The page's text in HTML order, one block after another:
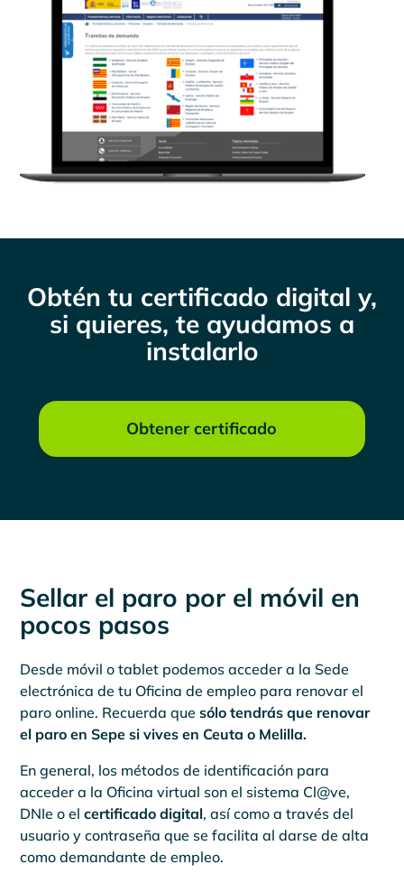
Obtén tu certificado digital y,
si quieres, te ayudamos a
instalarlo
Obtener certificado
Sellar el paro por el móvil en
pocos pasos
Desde móvil o tablet podemos acceder a la Sede
electrónica de tu Oficina de empleo para renovar el
paro online. Recuerda quesólo tendrás que renovar
el paro en Sepe si vives en Ceuta o Melilla.
En general, los métodos de identificación para
acceder a la Oficina virtual son el sistema Cl@ve,
DNIe o elcertificado digital, así como a través del
usuario y contraseña que se facilita al darse de alta
como demandante de empleo.